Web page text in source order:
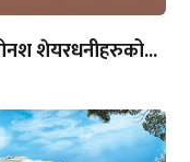
शेयरधनीहरुको...